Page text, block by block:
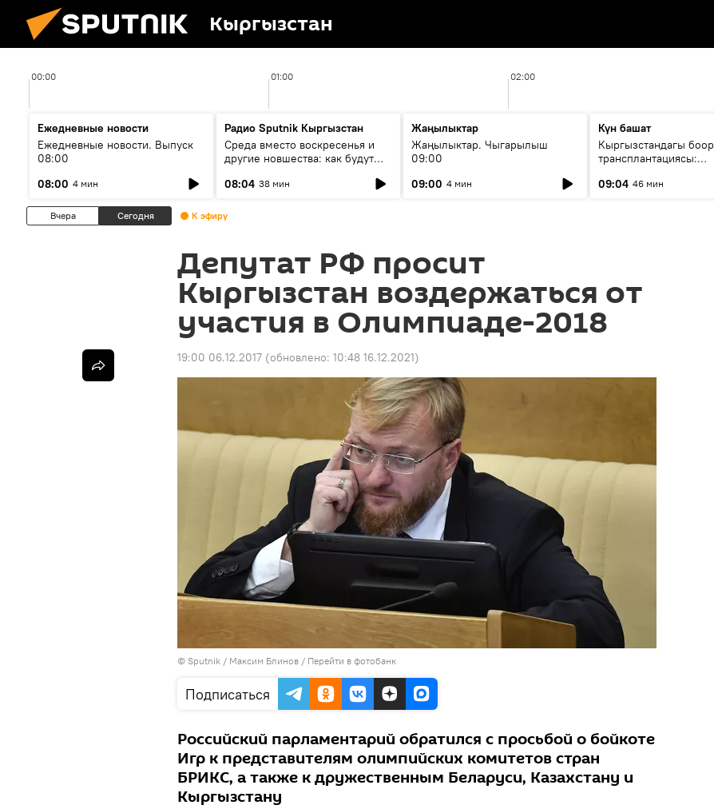
Кыргызстан
00:00 01:00 02:00
Ежедневные новости
Ежедневные новости. Выпуск
08:00
08:00 4 мин
Радио Sputnik Кыргызстан
Среда вместо воскресенья и
другие новшества: как будут
08:04 38 мин
Жаңылыктар
Жаңылыктар. Чыгарылыш
09:00
09:00 4 мин
Күн башат
Кыргызстандагы боор
трансплантациясы:
келечеги
09:04 46 мин
Вчера Сегодня К эфиру
Депутат РФ просит
Кыргызстан воздержаться от
участия в Олимпиаде-2018
19:00 06.12.2017 (обновлено: 10:48 16.12.2021)
© Sputnik / Максим Блинов / Перейти в фотобанк
Подписаться
Российский парламентарий обратился с просьбой о бойкоте
Игр к представителям олимпийских комитетов стран
БРИКС, а также к дружественным Беларуси, Казахстану и
Кыргызстану